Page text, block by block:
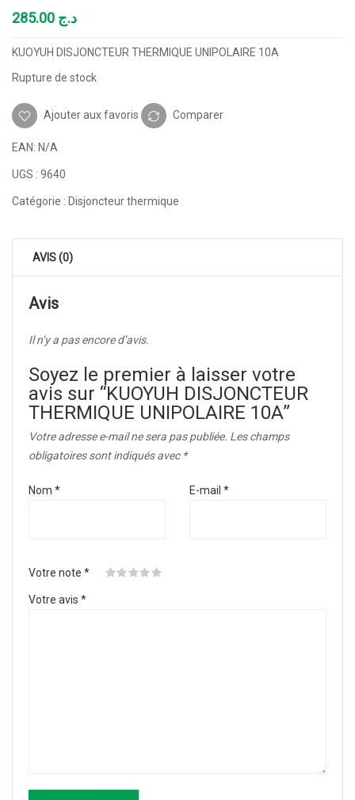
د.ج
KUOYUH DISJONCTEUR THERMIQUE UNIPOLAIRE 10A
Rupture de stock
Ajouter aux favoris Comparer
EAN: N/A
UGS : 9640
Catégorie : Disjoncteur thermique
AVIS (0)
Avis
Il n’y a pas encore d’avis.
Soyez le premier à laisser votre
avis sur “KUOYUH DISJONCTEUR
THERMIQUE UNIPOLAIRE 10A”
Votre adresse e-mail ne sera pas publiée. Les champs
obligatoires sont indiqués avec *
Nom * E-mail *
Votre note *
Votre avis *